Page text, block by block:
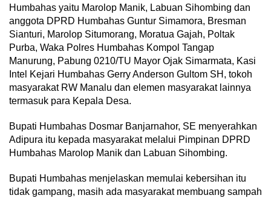
Humbahas yaitu Marolop Manik, Labuan Sihombing dan
anggota DPRD Humbahas Guntur Simamora, Bresman
Sianturi, Marolop Situmorang, Moratua Gajah, Poltak
Purba, Waka Polres Humbahas Kompol Tangap
Manurung, Pabung 0210/TU Mayor Ojak Simarmata, Kasi
Intel Kejari Humbahas Gerry Anderson Gultom SH, tokoh
masyarakat RW Manalu dan elemen masyarakat lainnya
termasuk para Kepala Desa.
Bupati Humbahas Dosmar Banjarnahor, SE menyerahkan
Adipura itu kepada masyarakat melalui Pimpinan DPRD
Humbahas Marolop Manik dan Labuan Sihombing.
Bupati Humbahas menjelaskan memulai kebersihan itu
tidak gampang, masih ada masyarakat membuang sampah